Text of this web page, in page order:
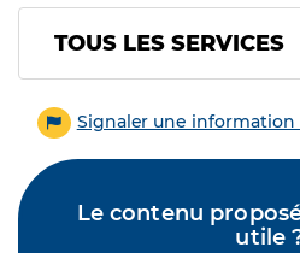
Tous les services
TOUS LES SERVICES
Signaler une
Le contenu
utile